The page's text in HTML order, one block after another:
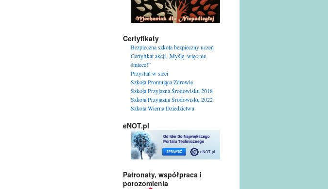
Certyfikaty
Bezpieczna szkoła bezpieczny uczeń
Certyfikat akcji „Myślę, więc nie
śmiecę!”
Przystań w sieci
Szkoła Promująca Zdrowie
Szkoła Przyjazna Środowisku 2018
Szkoła Przyjazna Środowisku 2022
Szkoła Wierna Dziedzictwu
eNOT.pl
Patronaty, współpraca i
porozomienia